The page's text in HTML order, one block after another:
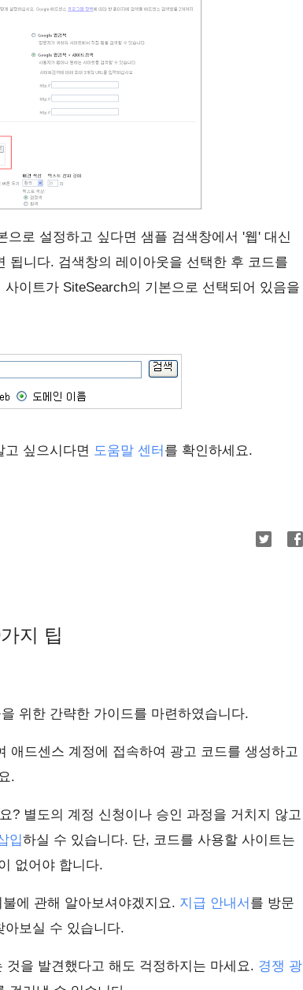
으로 설정하고 싶다면 샘플 검색창에서 '웹' 대신
됩니다. 검색창의 레이아웃을 선택한 후 코드를
이트가 SiteSearch의 기본으로 선택되어 있음을
고 싶으시다면 도움말 센터 를 확인하세요.
지 팁
위한 간략한 가이드를 마련하였습니다.
애드센스 계정에 접속하여 광고 코드를 생성하고
.
? 별도의 계정 신청이나 승인 과정을 거치지 않고
입하실 수 있습니다. 단, 코드를 사용할 사이트는
없어야 합니다.
에 관해 알아보셔야겠지요. 지급 안내서 를 방문
보실 수 있습니다.
을 발견했다고 해도 걱정하지는 마세요. 경쟁 광